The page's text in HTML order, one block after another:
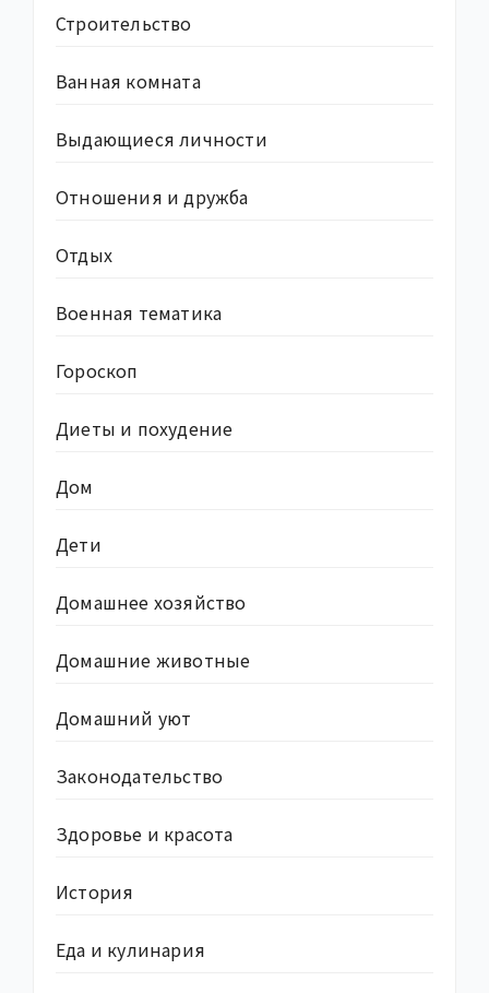
Строительство
Ванная комната
Выдающиеся личности
Отношения и дружба
Отдых
Военная тематика
Гороскоп
Диеты и похудение
Дом
Дети
Домашнее хозяйство
Домашние животные
Домашний уют
Законодательство
Здоровье и красота
История
Еда и кулинария